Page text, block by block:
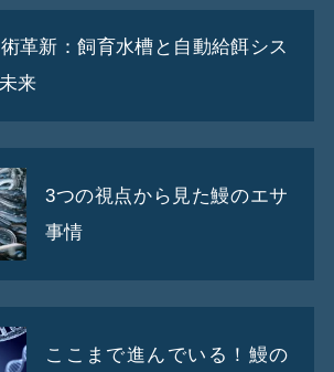
革新：飼育水槽と自動給餌シス
来
3つの視点から見た鰻のエサ
事情
ここまで進んでいる！鰻の